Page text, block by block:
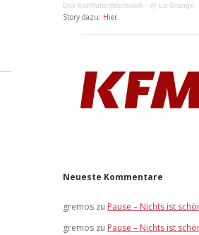
Das Kraftfuttermischwerk · @ La Grange,
Story dazu: Hier.
Neueste Kommentare
gremos zu Pause – Nichts ist
gremos zu Pause – Nichts ist